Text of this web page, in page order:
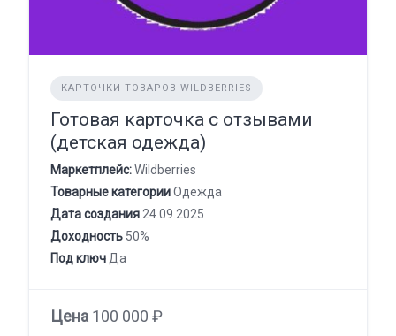
КАРТОЧКИ ТОВАРОВ WILDBERRIES
Готовая карточка с отзывами
(детская одежда)
Маркетплейс:Wildberries
Товарные категорииОдежда
Дата создания 24.09.2025
Доходность 50%
Под ключ Да
Цена 100 000 ₽